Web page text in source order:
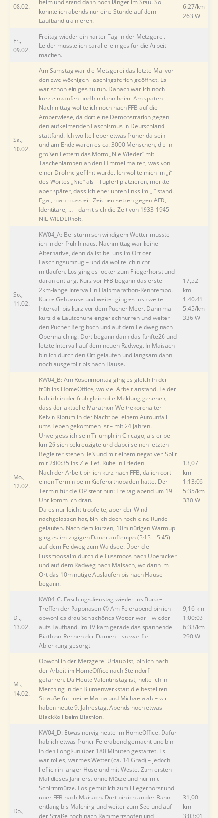
08.02.
heim und stand dann noch länger im Stau. So
konnte ich abends nur eine Stunde auf dem
Laufband trainieren.
6:27/km
263 W
Fr.,
09.02.
Freitag wieder ein harter Tag in der Metzgerei.
Leider musste ich parallel einiges für die Arbeit
machen.
Sa.,
10.02.
Am Samstag war die Metzgerei das letzte Mal vor
den zweiwöchigen Faschingsferien geöffnet. Es
war schon einiges zu tun. Danach war ich noch
kurz einkaufen und bin dann heim. Am späten
Nachmittag wollte ich noch nach FFB auf die
Amperwiese, da dort eine Demonstration gegen
den aufkeimenden Faschismus in Deutschland
stattfand. Ich wollte lieber etwas früher da sein
und am Ende waren es ca. 3000 Menschen, die in
großen Lettern das Motto „Nie Wieder“ mit
Taschenlampen an den Himmel malten, was von
einer Drohne gefilmt wurde. Ich wollte mich im „i“
des Wortes „Nie“ als i-Tüpferl platzieren, merkte
aber später, dass ich eher unten links im „i“ stand.
Egal, man muss ein Zeichen setzen gegen AFD,
Identitäre, … – damit sich die Zeit von 1933-1945
NIE WIEDERholt.
So.,
11.02.
KW04_A: Bei stürmisch windigem Wetter musste
ich in der früh hinaus. Nachmittag war keine
Alternative, denn da ist bei uns im Ort der
Faschingsumzug – und da wollte ich nicht
mitlaufen. Los ging es locker zum Fliegerhorst und
daran entlang. Kurz vor FFB begann das erste
2km-lange Intervall in Halbmarathon-Renntempo.
Kurze Gehpause und weiter ging es ins zweite
Intervall bis kurz vor dem Pucher Meer. Dann mal
kurz die Laufschuhe enger schnürren und weiter
den Pucher Berg hoch und auf dem Feldweg nach
Obermalching. Dort begann dann das fünfte26 und
letzte Intervall auf dem neuen Radweg. In Maisach
bin ich durch den Ort gelaufen und langsam dann
noch ausgerollt bis nach Hause.
17,52
km
1:40:41
5:45/km
336 W
Mo.,
12.02.
KW04_B: Am Rosenmontag ging es gleich in der
früh ins HomeOffice, wo viel Arbeit anstand. Leider
hab ich in der früh gleich die Meldung gesehen,
dass der aktuelle Marathon-Weltrekordhalter
Kelvin Kiptum in der Nacht bei einem Autounfall
ums Leben gekommen ist – mit 24 Jahren.
Unvergesslich sein Triumph in Chicago, als er bei
km 26 sich bekreuzigte und dabei seinen letzten
Begleiter stehen ließ und mit einem negativen Split
mit 2:00:35 ins Ziel lief. Ruhe in Frieden.
Nach der Arbeit bin ich kurz nach FFB, da ich dort
einen Termin beim Kieferorthopäden hatte. Der
Termin für die OP steht nun: Freitag abend um 19
Uhr komm ich dran.
Da es nur leicht tröpfelte, aber der Wind
nachgelassen hat, bin ich doch noch eine Runde
gelaufen. Nach dem kurzen, 10minütigen Warmup
ging es im zügigen Dauerlauftempo (5:15 – 5:45)
auf dem Feldweg zum Waldsee. Über die
Fussmoosalm durch die Fussmoos nach Überacker
und auf dem Radweg nach Maisach, wo dann im
Ort das 10minütige Auslaufen bis nach Hause
begann.
13,07
km
1:13:06
5:35/km
330 W
Di.,
13.02.
KW04_C: Faschingsdienstag wieder ins Büro –
Treffen der Pappnasen 😉 Am Feierabend bin ich –
obwohl es draußen schönes Wetter war – wieder
aufs Laufband. Im TV kam gerade das spannende
Biathlon-Rennen der Damen – so war für
Ablenkung gesorgt.
9,16 km
1:00:03
6:33/km
290 W
Mi.,
14.02.
Obwohl in der Metzgerei Urlaub ist, bin ich nach
der Arbeit im HomeOffice nach Steindorf
gefahren. Da Heute Valentinstag ist, holte ich in
Merching in der Blumenwerkstatt die bestellten
Sträuße für meine Mama und Michaela ab – wir
haben heute 9. Jahrestag. Abends noch etwas
BlackRoll beim Biathlon.
Do.,
KW04_D: Etwas nervig heute im HomeOffice. Dafür
hab ich etwas früher Feierabend gemacht und bin
in den LongRun über 180 Minuten gestartet. Es
war tolles, warmes Wetter (ca. 14 Grad) – jedoch
lief ich in langer Hose und mit Weste. Zum ersten
Mal dieses Jahr erst ohne Mütze und nur mit
Schirmmütze. Los gemütlich zum Fliegerhorst und
über FFB nach Maisach. Dort bin ich an der Bahn
entlang bis Malching und weiter zum See und auf
der Straße hoch nach Rammertshofen und
31,00
km
3:03:01